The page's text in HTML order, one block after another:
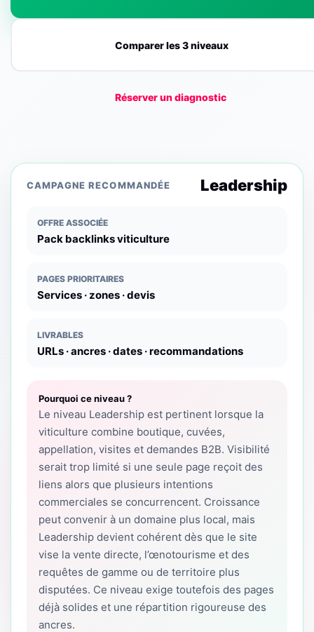
Comparer les 3 niveaux
Réserver un diagnostic
CAMPAGNE RECOMMANDÉE Leadership
OFFRE ASSOCIÉE
Pack backlinks viticulture
PAGES PRIORITAIRES
Services · zones · devis
LIVRABLES
URLs · ancres · dates · recommandations
Pourquoi ce niveau ?
Le niveau Leadership est pertinent lorsque la
viticulture combine boutique, cuvées,
appellation, visites et demandes B2B. Visibilité
serait trop limité si une seule page reçoit des
liens alors que plusieurs intentions
commerciales se concurrencent. Croissance
peut convenir à un domaine plus local, mais
Leadership devient cohérent dès que le site
vise la vente directe, l’œnotourisme et des
requêtes de gamme ou de territoire plus
disputées. Ce niveau exige toutefois des pages
déjà solides et une répartition rigoureuse des
ancres.